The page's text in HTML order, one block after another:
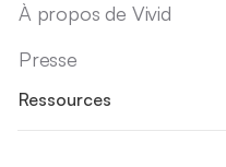
À propos de Vivid
Presse
Ressources